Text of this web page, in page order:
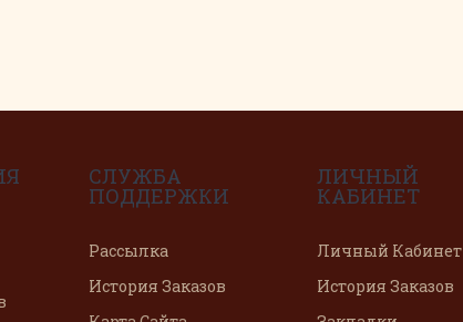
СЛУЖБА
ПОДДЕРЖКИ
Рассылка
История Заказов
ЛИЧНЫЙ
КАБИНЕТ
Личный Кабинет
История Заказов